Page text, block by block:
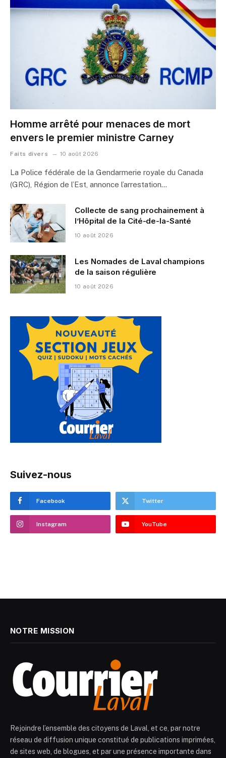
Homme arrêté pour menaces de mort
envers le premier ministre Carney
Faits divers 10 août 2026
La Police fédérale de la Gendarmerie royale du Canada
(GRC), Région de l’Est, annonce l’arrestation…
Collecte de sang prochainement à
l’Hôpital de la Cité-de-la-Santé
10 août 2026
Les Nomades de Laval champions
de la saison régulière
10 août 2026
Suivez-nous
Facebook Twitter
Instagram YouTube
NOTRE MISSION
Rejoindre l’ensemble des citoyens de Laval, et ce, par notre
réseau de diffusion unique constitué de publications imprimées,
de sites web, de blogues, et par une présence importante dans